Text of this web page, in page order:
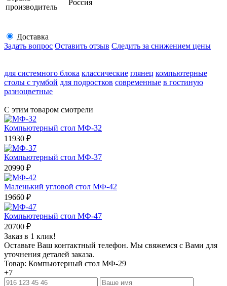
производитель
Россия
Доставка
Задать вопрос Оставить отзыв Следить за снижением цены
для системного блока классические глянец компьютерные
столы с тумбой для подростков современные в гостиную
разноцветные
С этим товаром смотрели
Компьютерный стол МФ-32
11930 ₽
Компьютерный стол МФ-37
20990 ₽
Маленький угловой стол МФ-42
19660 ₽
Компьютерный стол МФ-47
20700 ₽
Заказ в 1 клик!
Оставьте Ваш контактный телефон. Мы свяжемся с Вами для
уточнения деталей заказа.
Товар: Компьютерный стол МФ-29
+7